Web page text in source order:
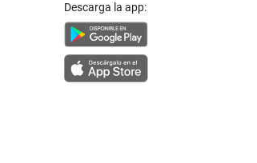
Descarga la app: